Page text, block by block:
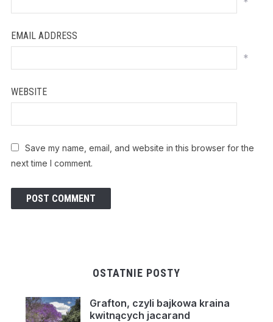
EMAIL ADDRESS
*
WEBSITE
Save my name, email, and website in this browser for the
next time I comment.
OSTATNIE POSTY
Grafton, czyli bajkowa kraina
kwitnących jacarand